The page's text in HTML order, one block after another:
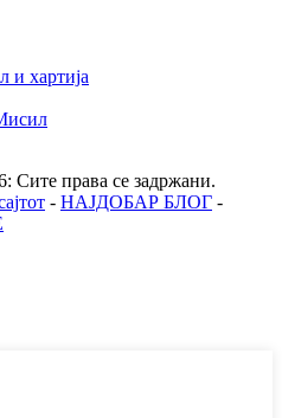
и хартија
Сите права се задржани.
- НАЈДОБАР БЛОГ -